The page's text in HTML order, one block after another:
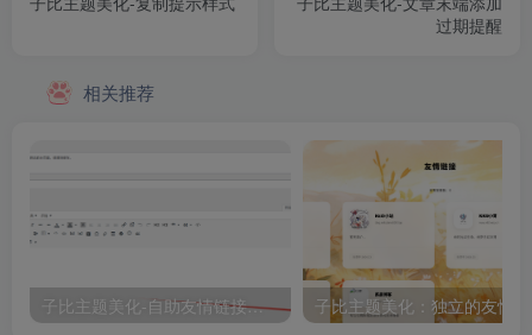
过期提醒
相关推荐
子比主题美化-自助友情链接申请（2）